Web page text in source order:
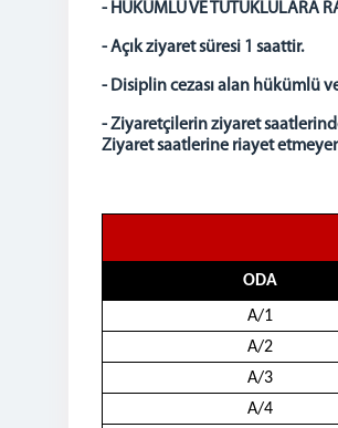
- HÜKÜMLÜ VE TUTUKLULARA
- Açık ziyaret süresi 1 saattir.
- Disiplin cezası alan hükümlü
- Ziyaretçilerin ziyaret
Ziyaret saatlerine riayet
ODA
A/1
A/2
A/3
A/4